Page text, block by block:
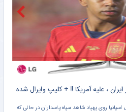
گرایی است
زد؛ چه کسانی به آسیا می‌روند؟
، علیه آمریکا !! + کلیپ وایرال شده
اسپانیا روی پهپاد شاهد سپاه پاسداران در حالی که